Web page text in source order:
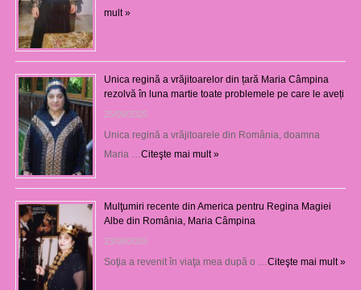
mult »
Unica regină a vrăjitoarelor din țară Maria Câmpina
rezolvă în luna martie toate problemele pe care le aveți
25/09/2025
Unica regină a vrăjitoarele din România, doamna
Maria … Citeşte mai mult »
Mulţumiri recente din America pentru Regina Magiei
Albe din România, Maria Câmpina
23/08/2025
Soţia a revenit în viaţa mea după o … Citeşte mai mult »